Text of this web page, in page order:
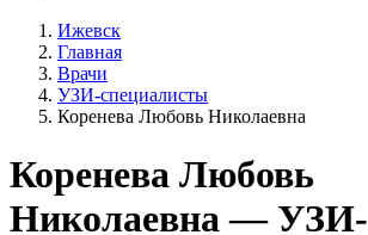
Ижевск
Главная
Врачи
УЗИ-специалисты
Коренева Любовь Николаевна
Коренева Любовь
Николаевна — УЗИ-